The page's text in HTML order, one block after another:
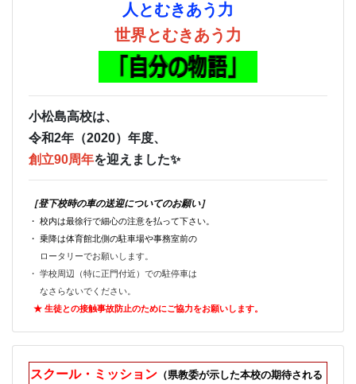
人とむきあう力
世界とむきあう力
小松島高校は、
令和2年（2020）年度、
創立90周年を迎えました✨
［登下校時の車の送迎についてのお願い］
・ 校内は最徐行で細心の注意を払って下さい。
・ 乗降は体育館北側の駐車場や事務室前の
ロータリーでお願いします。
・ 学校周辺（特に正門付近）での駐停車は
なさらないでください。
★ 生徒との接触事故防止のためにご協力をお願いします。
スクール・ミッション （県教委が示した本校の期待される